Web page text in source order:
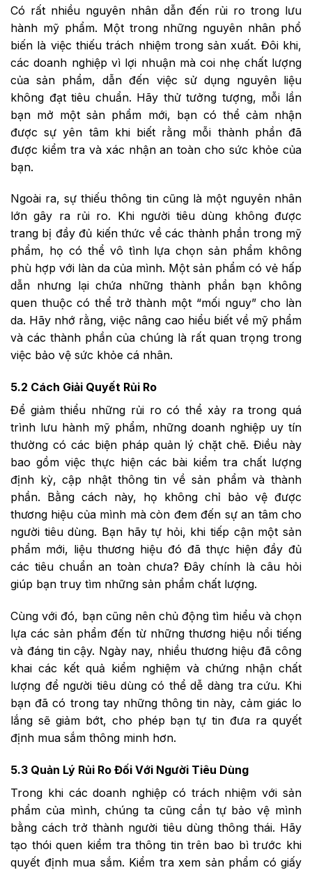
Có rất nhiều nguyên nhân dẫn đến rủi ro trong lưu
hành mỹ phẩm. Một trong những nguyên nhân phổ
biến là việc thiếu trách nhiệm trong sản xuất. Đôi khi,
các doanh nghiệp vì lợi nhuận mà coi nhẹ chất lượng
của sản phẩm, dẫn đến việc sử dụng nguyên liệu
không đạt tiêu chuẩn. Hãy thử tưởng tượng, mỗi lần
bạn mở một sản phẩm mới, bạn có thể cảm nhận
được sự yên tâm khi biết rằng mỗi thành phần đã
được kiểm tra và xác nhận an toàn cho sức khỏe của
bạn.
Ngoài ra, sự thiếu thông tin cũng là một nguyên nhân
lớn gây ra rủi ro. Khi người tiêu dùng không được
trang bị đầy đủ kiến thức về các thành phần trong mỹ
phẩm, họ có thể vô tình lựa chọn sản phẩm không
phù hợp với làn da của mình. Một sản phẩm có vẻ hấp
dẫn nhưng lại chứa những thành phần bạn không
quen thuộc có thể trở thành một “mối nguy” cho làn
da. Hãy nhớ rằng, việc nâng cao hiểu biết về mỹ phẩm
và các thành phần của chúng là rất quan trọng trong
việc bảo vệ sức khỏe cá nhân.
5.2 Cách Giải Quyết Rủi Ro
Để giảm thiểu những rủi ro có thể xảy ra trong quá
trình lưu hành mỹ phẩm, những doanh nghiệp uy tín
thường có các biện pháp quản lý chặt chẽ. Điều này
bao gồm việc thực hiện các bài kiểm tra chất lượng
định kỳ, cập nhật thông tin về sản phẩm và thành
phần. Bằng cách này, họ không chỉ bảo vệ được
thương hiệu của mình mà còn đem đến sự an tâm cho
người tiêu dùng. Bạn hãy tự hỏi, khi tiếp cận một sản
phẩm mới, liệu thương hiệu đó đã thực hiện đầy đủ
các tiêu chuẩn an toàn chưa? Đây chính là câu hỏi
giúp bạn truy tìm những sản phẩm chất lượng.
Cùng với đó, bạn cũng nên chủ động tìm hiểu và chọn
lựa các sản phẩm đến từ những thương hiệu nổi tiếng
và đáng tin cậy. Ngày nay, nhiều thương hiệu đã công
khai các kết quả kiểm nghiệm và chứng nhận chất
lượng để người tiêu dùng có thể dễ dàng tra cứu. Khi
bạn đã có trong tay những thông tin này, cảm giác lo
lắng sẽ giảm bớt, cho phép bạn tự tin đưa ra quyết
định mua sắm thông minh hơn.
5.3 Quản Lý Rủi Ro Đối Với Người Tiêu Dùng
Trong khi các doanh nghiệp có trách nhiệm với sản
phẩm của mình, chúng ta cũng cần tự bảo vệ mình
bằng cách trở thành người tiêu dùng thông thái. Hãy
tạo thói quen kiểm tra thông tin trên bao bì trước khi
quyết định mua sắm. Kiểm tra xem sản phẩm có giấy